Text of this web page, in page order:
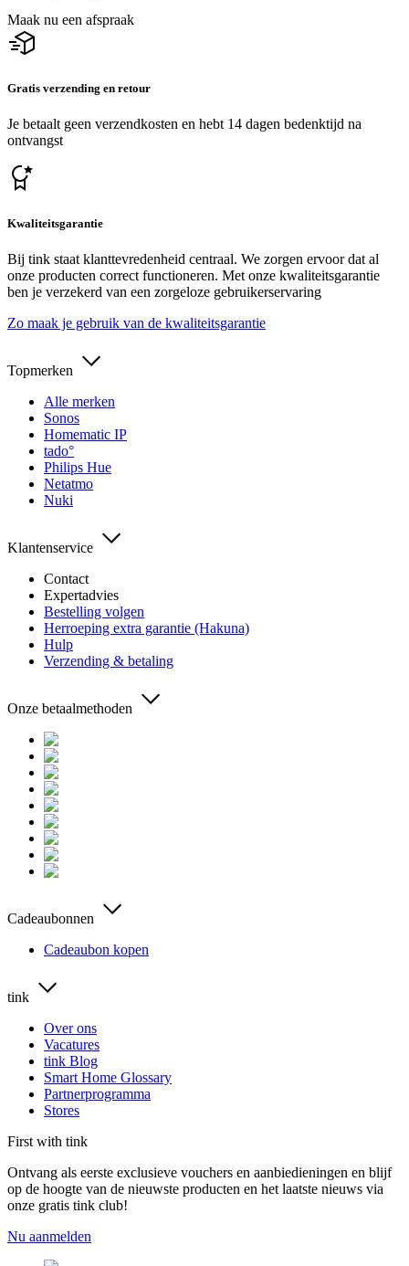
Maak nu een afspraak
Gratis verzending en retour
Je betaalt geen verzendkosten en hebt 14 dagen bedenktijd na
ontvangst
Kwaliteitsgarantie
Bij tink staat klanttevredenheid centraal. We zorgen ervoor dat al
onze producten correct functioneren. Met onze kwaliteitsgarantie
ben je verzekerd van een zorgeloze gebruikerservaring
Zo maak je gebruik van de kwaliteitsgarantie
Topmerken
Alle merken
Sonos
Homematic IP
tado°
Philips Hue
Netatmo
Nuki
Klantenservice
Contact
Expertadvies
Bestelling volgen
Herroeping extra garantie (Hakuna)
Hulp
Verzending & betaling
Onze betaalmethoden
Cadeaubonnen
Cadeaubon kopen
tink
Over ons
Vacatures
tink Blog
Smart Home Glossary
Partnerprogramma
Stores
First with tink
Ontvang als eerste exclusieve vouchers en aanbiedieningen en blijf
op de hoogte van de nieuwste producten en het laatste nieuws via
onze gratis tink club!
Nu aanmelden